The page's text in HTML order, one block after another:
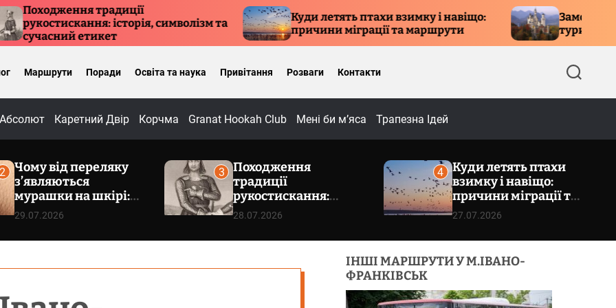
історія, символізм та
Куди летять птахи взимку і навіщо:
причини міграції та маршрути
Замок Нойшванштайн –
туристична перлина Баварії
Маршрути Поради Освіта та наука Привітання Розваги Контакти
П
Абсолют Каретний Двір Корчма Granat Hookah Club Мені би м’яса Трапезна Ідей
2
Чому від переляку
з’являються
мурашки на шкірі:
фізіологія
29.07.2026
3
Походження
традиції
рукостискання:
історія, символізм та
28.07.2026
4
Куди летять птахи
взимку і навіщо:
причини міграції та
маршрути
27.07.2026
ІНШІ МАРШРУТИ У М.ІВАНО-
ФРАНКІВСЬК